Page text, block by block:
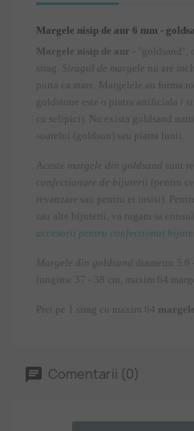
Margele nisip de aur 6 mm -
Margele nisip de aur - "goldsand",
sirag.
Siragul de margele
nu are
purta ca atare. Margelele au forma
goldstone este o piatra artificiala /
cu sclipici). Nu exista goldsand
soarelui (goldsun) sau piatra lunii.
Aceste margele din goldsand sunt
confectionare de bijuterii (pentru
revanzare sau pentru ei insisi). Pentru
sau alte bijuterii, va rugam sa
accesorii pentru confectionat
Margele din goldsand diametru 5.6
lungime 37 - 38 cm, maxim 64
Pret pe 1 sirag cu maxim 64
Comentarii (0)